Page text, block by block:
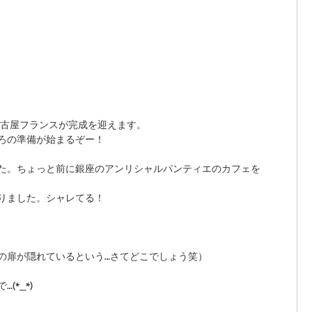
屋フランスが完成を迎えます。
の準備が始まるぞー！
。ちょっと前に銀座のアンリシャルパンティエのカフェを
ました。シャレてる！
扉が隠れているという…さてどこでしょう笑）
…(*_*)